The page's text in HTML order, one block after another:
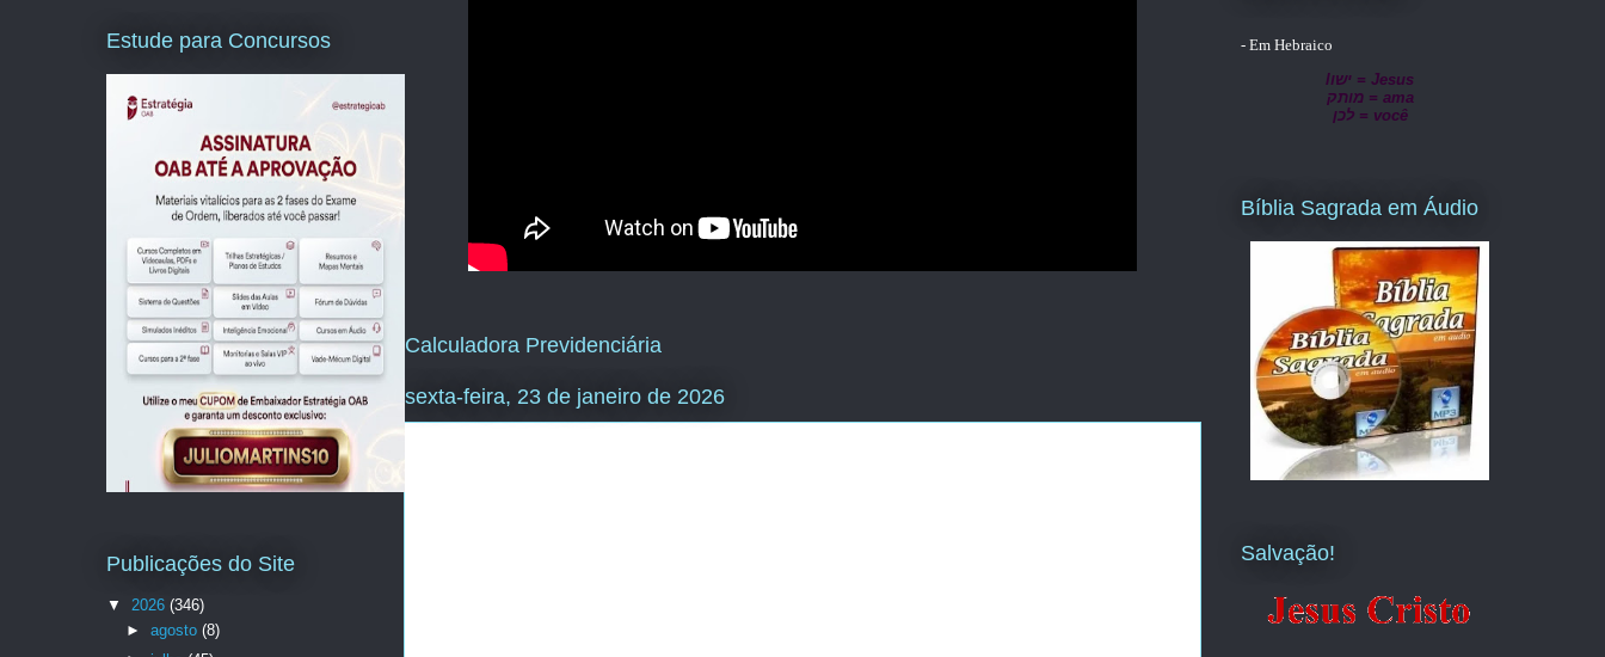
Calculadora Previdenciária
sexta-feira, 23 de janeiro de 2026
Estude para Concursos
Publicações do Site
▼ 2026 (346)
► agosto (8)
- Em Hebraico
lישו = Jesus
מותק = ama
לכן = você
Bíblia Sagrada em Áudio
Salvação!